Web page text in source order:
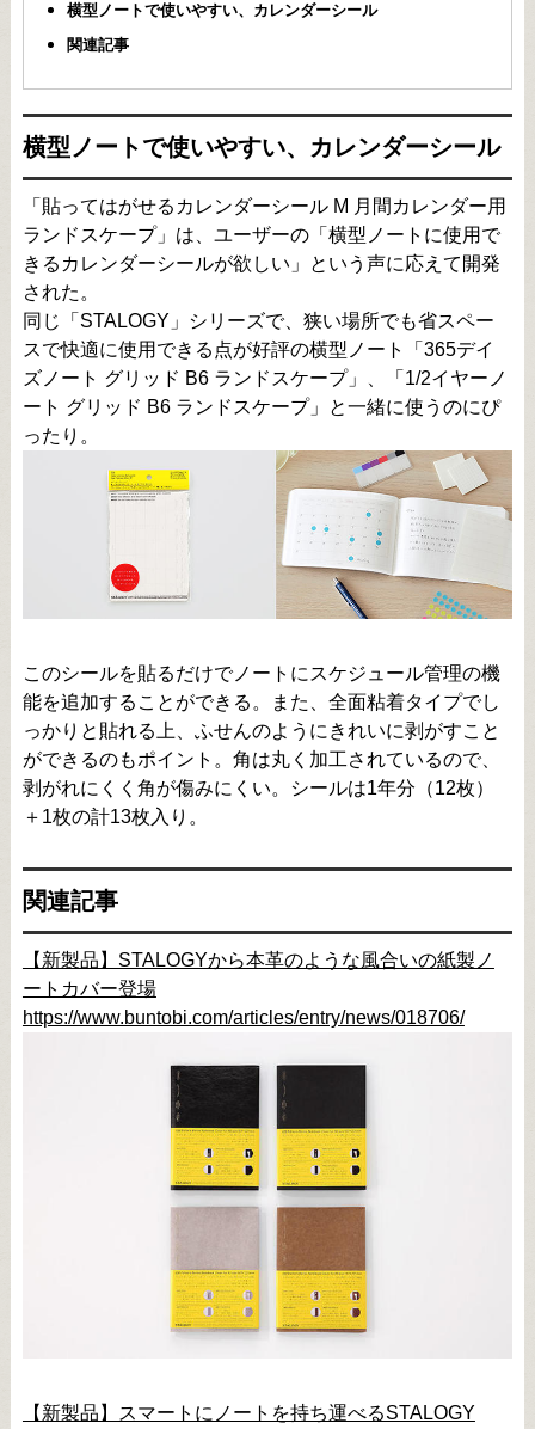
横型ノートで使いやすい、カレンダーシール
関連記事
横型ノートで使いやすい、カレンダーシール
「貼ってはがせるカレンダーシール M 月間カレンダー用
ランドスケープ」は、ユーザーの「横型ノートに使用で
きるカレンダーシールが欲しい」という声に応えて開発
された。
同じ「STALOGY」シリーズで、狭い場所でも省スペー
スで快適に使用できる点が好評の横型ノート「365デイ
ズノート グリッド B6 ランドスケープ」、「1/2イヤーノ
ート グリッド B6 ランドスケープ」と一緒に使うのにぴ
ったり。
このシールを貼るだけでノートにスケジュール管理の機
能を追加することができる。また、全面粘着タイプでし
っかりと貼れる上、ふせんのようにきれいに剥がすこと
ができるのもポイント。角は丸く加工されているので、
剥がれにくく角が傷みにくい。シールは1年分（12枚）
＋1枚の計13枚入り。
関連記事
【新製品】STALOGYから本革のような風合いの紙製ノ
ートカバー登場
https://www.buntobi.com/articles/entry/news/018706/
【新製品】スマートにノートを持ち運べるSTALOGY